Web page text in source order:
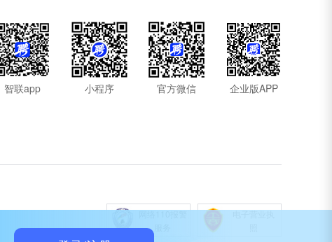
智联app 小程序 官方微信 企业版APP
网络110报警
电子营业执